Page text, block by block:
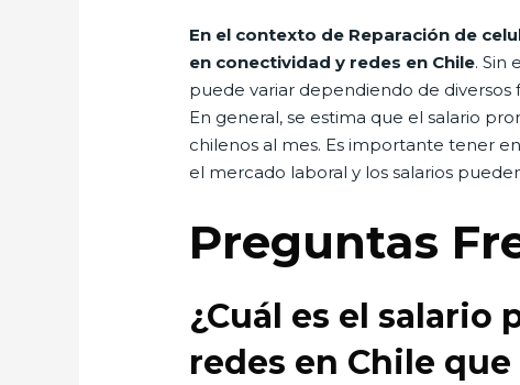
En el contexto de Reparación de
en conectividad y redes en Chile. Sin
puede variar dependiendo de diversos
En general, se estima que el salario
chilenos al mes. Es importante tener
el mercado laboral y los salarios
Preguntas
¿Cuál es el
redes en Chile